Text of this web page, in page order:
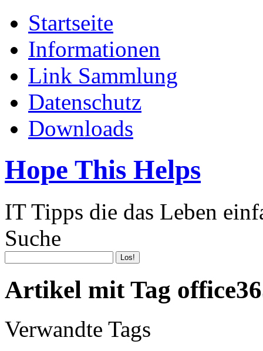
Startseite
Informationen
Link Sammlung
Datenschutz
Downloads
Hope This Helps
IT Tipps die das Leben
Suche
Artikel mit Tag
Verwandte Tags